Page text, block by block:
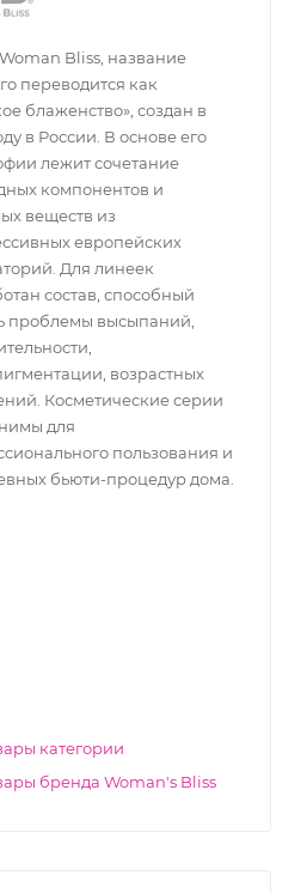
Bliss, название
переводится как
блаженство», создан в
в России. В основе его
лежит сочетание
компонентов и
веществ из
европейских
Для линеек
состав, способный
проблемы высыпаний,
возрастных
Косметические серии
для
пользования и
бьюти-процедур дома.
категории
бренда Woman's Bliss